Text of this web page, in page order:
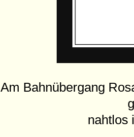
Am Bahnübergang
nahtlos